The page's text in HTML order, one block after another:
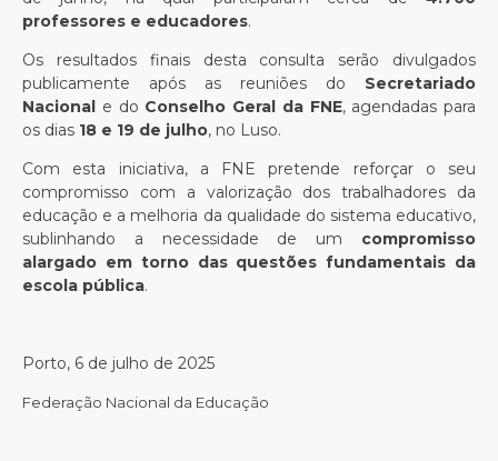
professores e educadores.
Os resultados finais desta consulta serão divulgados
publicamente após as reuniões do
Secretariado
Nacional
e do Conselho Geral da FNE, agendadas para
os dias 18 e 19 de julho, no Luso.
Com esta iniciativa, a FNE pretende reforçar o seu
compromisso com a valorização dos trabalhadores da
educação e a melhoria da qualidade do sistema educativo,
sublinhando a necessidade de um
compromisso
alargado em torno das questões fundamentais da
escola pública.
Porto, 6 de julho de 2025
Federação Nacional da Educação